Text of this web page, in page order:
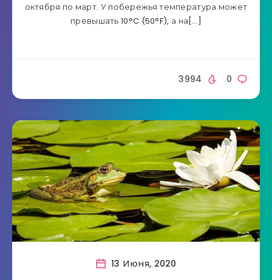
октября по март. У побережья температура может
превышать 10°C (50°F), а на[…]
0
3994
13 Июня, 2020